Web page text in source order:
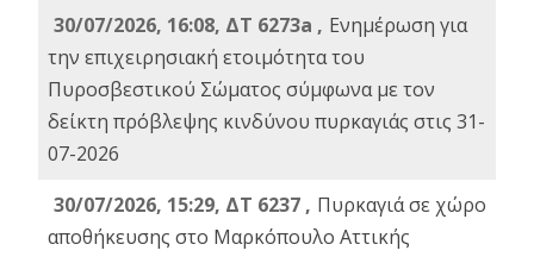
30/07/2026, 16:08, ΔΤ 6273a , Ενημέρωση για
την επιχειρησιακή ετοιμότητα του
Πυροσβεστικού Σώματος σύμφωνα με τον
δείκτη πρόβλεψης κινδύνου πυρκαγιάς στις 31-
07-2026
30/07/2026, 15:29, ΔΤ 6237 , Πυρκαγιά σε χώρο
αποθήκευσης στο Μαρκόπουλο Αττικής